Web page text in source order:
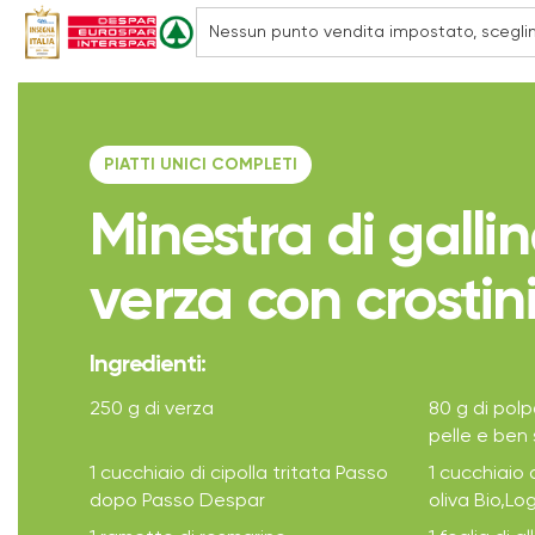
PIATTI UNICI COMPLETI
Minestra di
verza con
Ingredienti:
250 g di verza
80 g di
pelle e ben
1 cucchiaio di cipolla tritata Passo
dopo Passo Despar
1 cucchiaio
oliva